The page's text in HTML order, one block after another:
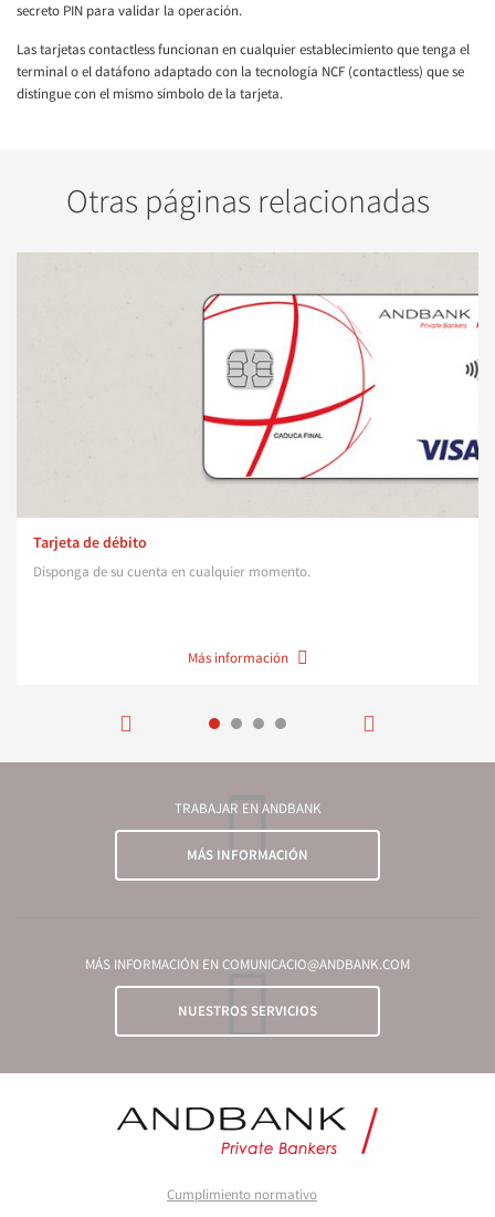
secreto PIN para validar la operación.
Las tarjetas contactless funcionan en cualquier establecimiento que tenga el
terminal o el datáfono adaptado con la tecnología NCF (contactless) que se
distingue con el mismo símbolo de la tarjeta.
Otras páginas relacionadas
Tarjeta de débito
Disponga de su cuenta en cualquier momento.
Más información
TRABAJAR EN ANDBANK
MÁS INFORMACIÓN
MÁS INFORMACIÓN EN COMUNICACIO@ANDBANK.COM
NUESTROS SERVICIOS
Cumplimiento normativo